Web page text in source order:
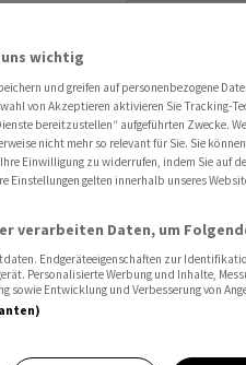
wichtig
und greifen auf personenbezogene
von Akzeptieren aktivieren Sie Tracking-
bereitzustellen“ aufgeführten Zwecke.
nicht mehr so relevant für Sie. Sie
Einwilligung zu widerrufen, indem Sie auf
Einstellungen gelten innerhalb unseres
verarbeiten Daten, um
Endgeräteeigenschaften zur
Personalisierte Werbung und Inhalte,
sowie Entwicklung und Verbesserung von